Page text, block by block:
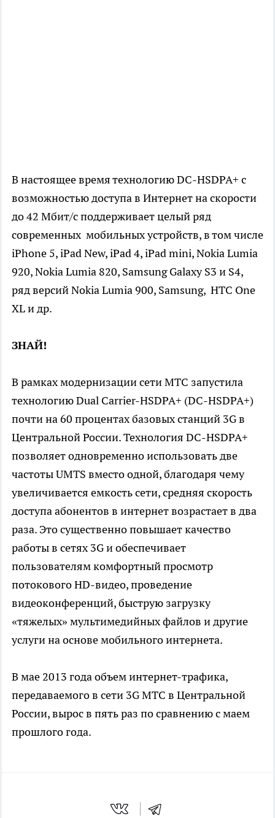
В настоящее время технологию DC-HSDPA+ с
возможностью доступа в Интернет на скорости
до 42 Мбит/с поддерживает целый ряд
современных мобильных устройств, в том числе
iPhone 5, iPad New, iPad 4, iPad mini, Nokia Lumia
920, Nokia Lumia 820, Samsung Galaxy S3 и S4,
ряд версий Nokia Lumia 900, Samsung, HTC One
XL и др.
ЗНАЙ!
В рамках модернизации сети МТС запустила
технологию Dual Carrier-HSDPA+ (DC-HSDPA+)
почти на 60 процентах базовых станций 3G в
Центральной России. Технология DC-HSDPA+
позволяет одновременно использовать две
частоты UMTS вместо одной, благодаря чему
увеличивается емкость сети, средняя скорость
доступа абонентов в интернет возрастает в два
раза. Это существенно повышает качество
работы в сетях 3G и обеспечивает
пользователям комфортный просмотр
потокового HD-видео, проведение
видеоконференций, быструю загрузку
«тяжелых» мультимедийных файлов и другие
услуги на основе мобильного интернета.
В мае 2013 года объем интернет-трафика,
передаваемого в сети 3G МТС в Центральной
России, вырос в пять раз по сравнению с маем
прошлого года.